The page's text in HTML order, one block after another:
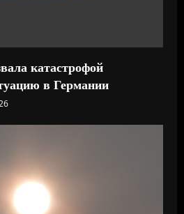
катастрофой
в Германии